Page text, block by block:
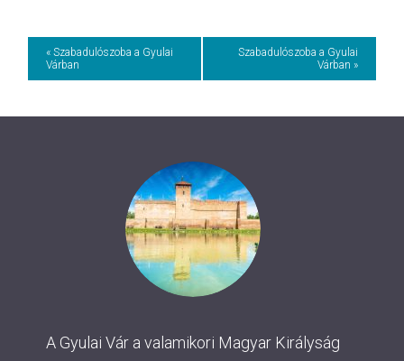
Event
Navigation
« Szabadulószoba a Gyulai
Várban
Szabadulószoba a Gyulai
Várban »
A Gyulai Vár a valamikori Magyar Királyság